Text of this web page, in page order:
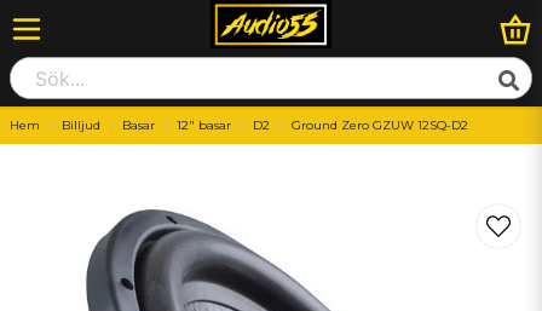
Hem Billjud Basar 12" basar D2 Ground Zero GZUW 12SQ-D2